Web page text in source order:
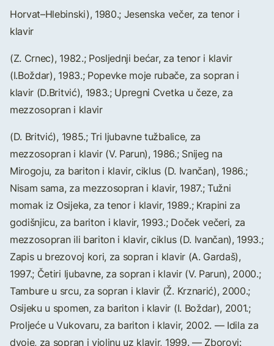
Horvat–Hlebinski), 1980.; Jesenska večer, za tenor i
klavir
(Z. Crnec), 1982.; Posljednji bećar, za tenor i klavir
(I.Boždar), 1983.; Popevke moje rubače, za sopran i
klavir (D.Britvić), 1983.; Upregni Cvetka u čeze, za
mezzosopran i klavir
(D. Britvić), 1985.; Tri ljubavne tužbalice, za
mezzosopran i klavir (V. Parun), 1986.; Snijeg na
Mirogoju, za bariton i klavir, ciklus (D. Ivančan), 1986.;
Nisam sama, za mezzosopran i klavir, 1987.; Tužni
momak iz Osijeka, za tenor i klavir, 1989.; Krapini za
godišnjicu, za bariton i klavir, 1993.; Doček večeri, za
mezzosopran ili bariton i klavir, ciklus (D. Ivančan), 1993.;
Zapis u brezovoj kori, za sopran i klavir (A. Gardaš),
1997.; Četiri ljubavne, za sopran i klavir (V. Parun), 2000.;
Tambure u srcu, za sopran i klavir (Ž. Krznarić), 2000.;
Osijeku u spomen, za bariton i klavir (I. Boždar), 2001.;
Proljeće u Vukovaru, za bariton i klavir, 2002. — Idila za
dvoje, za sopran i violinu uz klavir, 1999. — Zborovi: